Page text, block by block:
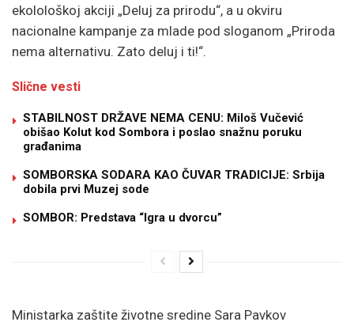
ekolološkoj akciji „Deluj za prirodu“, a u okviru
nacionalne kampanje za mlade pod sloganom „Priroda
nema alternativu. Zato deluj i ti!“.
Slične vesti
STABILNOST DRŽAVE NEMA CENU: Miloš Vučević
obišao Kolut kod Sombora i poslao snažnu poruku
građanima
SOMBORSKA SODARA KAO ČUVAR TRADICIJE: Srbija
dobila prvi Muzej sode
SOMBOR: Predstava “Igra u dvorcu”
Ministarka zaštite životne sredine Sara Pavkov